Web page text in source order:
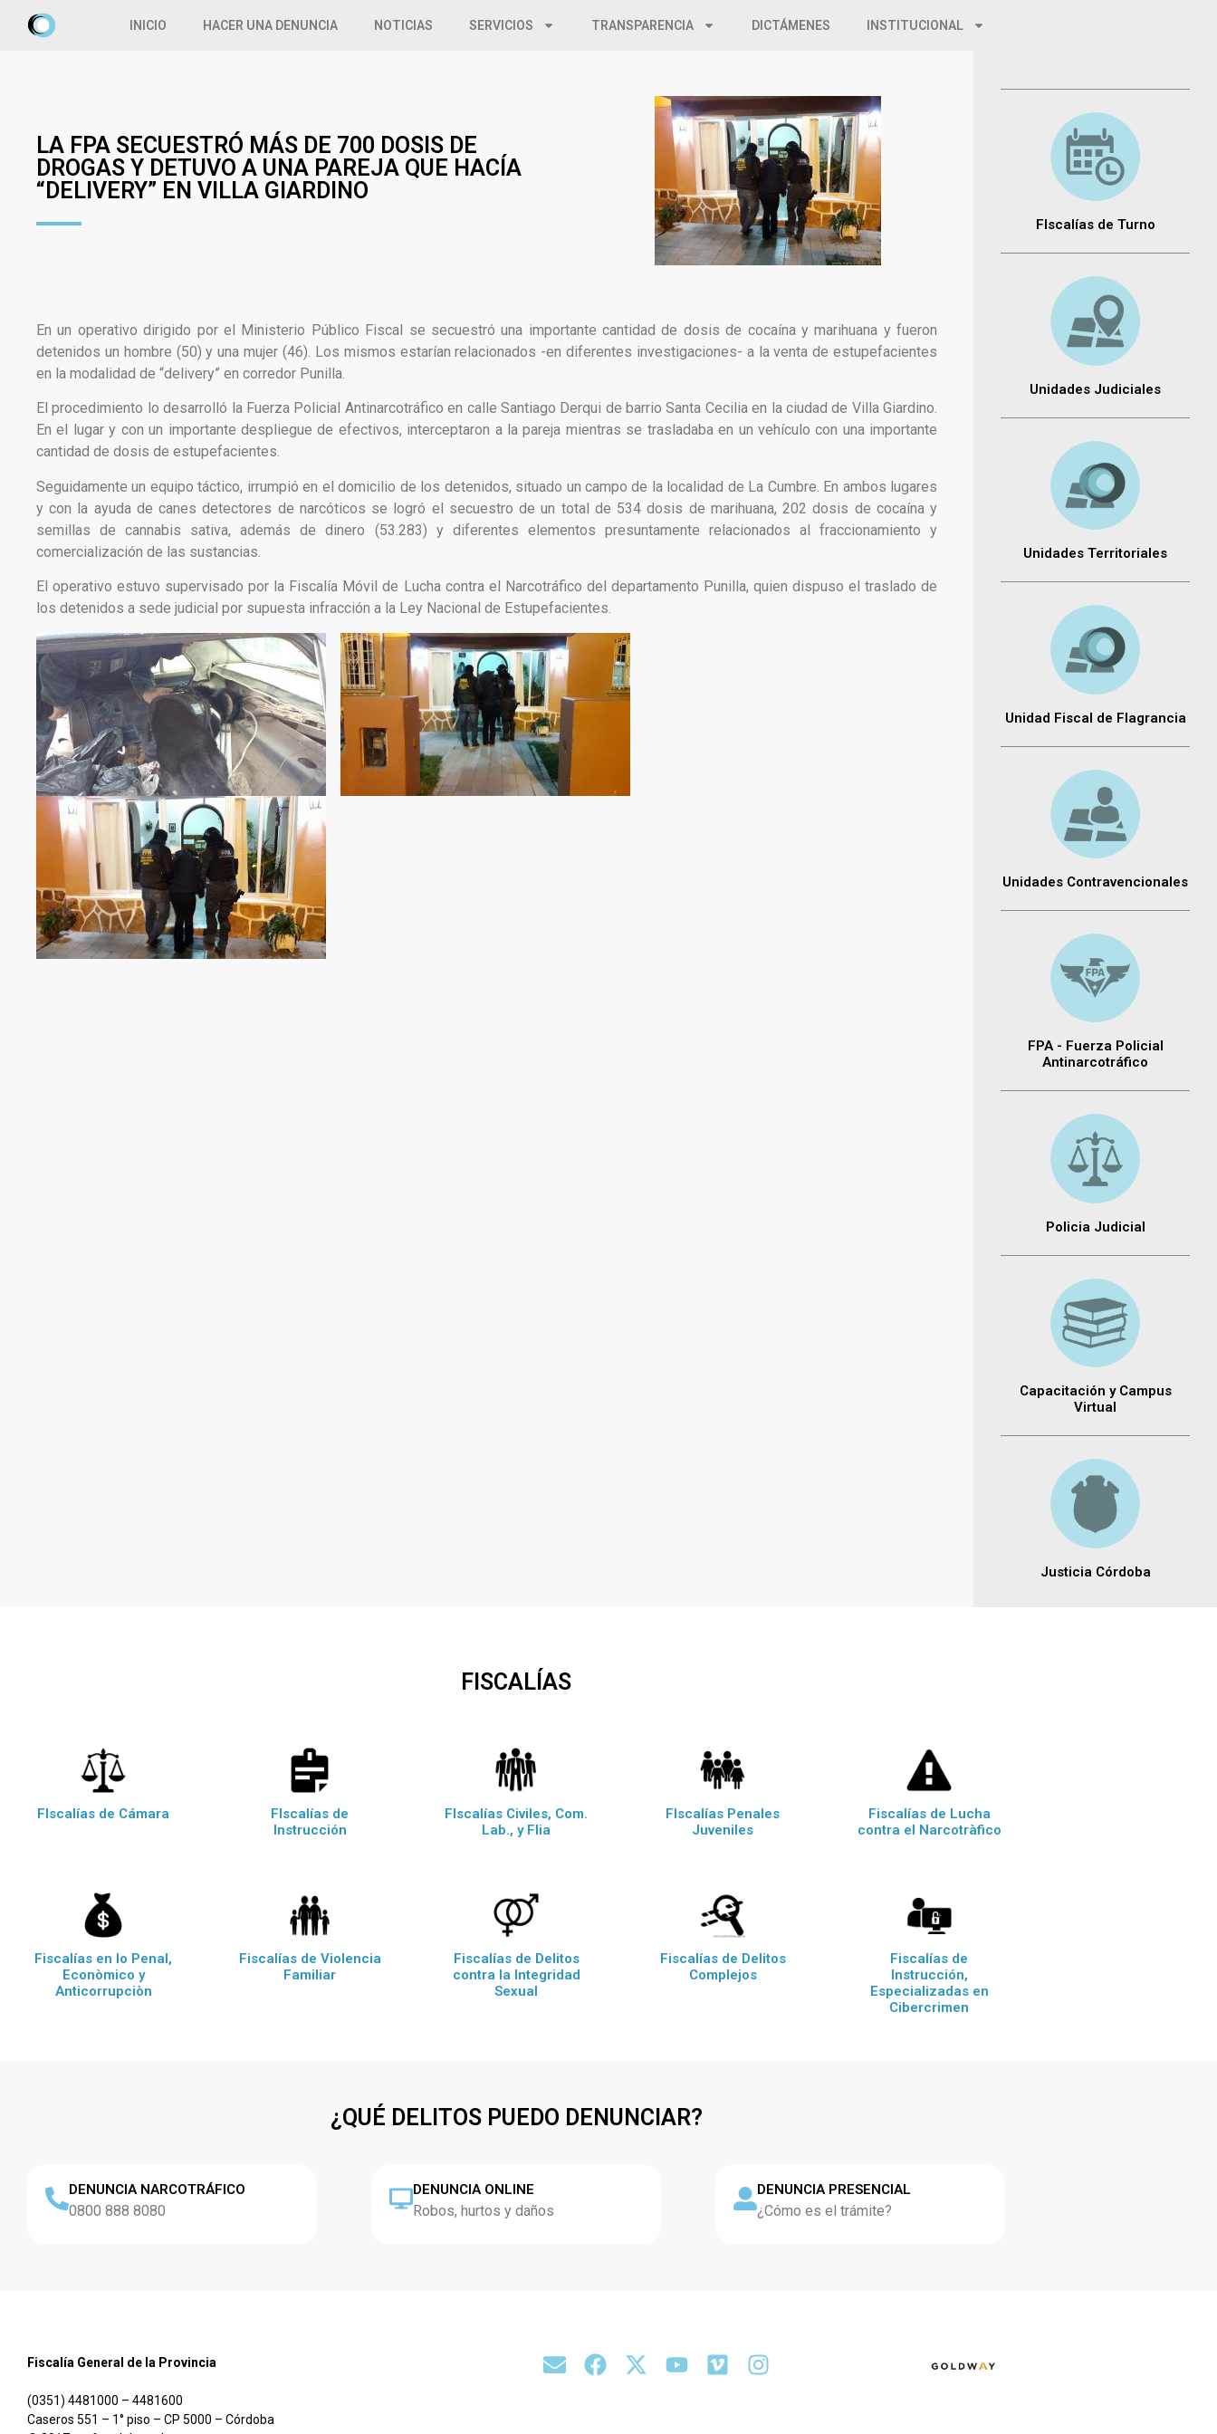
INICIO HACER UNA DENUNCIA NOTICIAS SERVICIOS TRANSPARENCIA DICTÁMENES INSTITUCIONAL
LA FPA SECUESTRÓ MÁS DE 700 DOSIS DE
DROGAS Y DETUVO A UNA PAREJA QUE HACÍA
“DELIVERY” EN VILLA GIARDINO
En un operativo dirigido por el Ministerio Público Fiscal se secuestró una importante cantidad de dosis de cocaína y marihuana y fueron
detenidos un hombre (50) y una mujer (46). Los mismos estarían relacionados -en diferentes investigaciones- a la venta de estupefacientes
en la modalidad de “delivery” en corredor Punilla.
El procedimiento lo desarrolló la Fuerza Policial Antinarcotráfico en calle Santiago Derqui de barrio Santa Cecilia en la ciudad de Villa Giardino.
En el lugar y con un importante despliegue de efectivos, interceptaron a la pareja mientras se trasladaba en un vehículo con una importante
cantidad de dosis de estupefacientes.
Seguidamente un equipo táctico, irrumpió en el domicilio de los detenidos, situado un campo de la localidad de La Cumbre. En ambos lugares
y con la ayuda de canes detectores de narcóticos se logró el secuestro de un total de 534 dosis de marihuana, 202 dosis de cocaína y
semillas de cannabis sativa, además de dinero (53.283) y diferentes elementos presuntamente relacionados al fraccionamiento y
comercialización de las sustancias.
El operativo estuvo supervisado por la Fiscalía Móvil de Lucha contra el Narcotráfico del departamento Punilla, quien dispuso el traslado de
los detenidos a sede judicial por supuesta infracción a la Ley Nacional de Estupefacientes.
FIscalías de Turno
Unidades Judiciales
Unidades Territoriales
Unidad Fiscal de Flagrancia
Unidades Contravencionales
FPA - Fuerza Policial
Antinarcotráfico
Policia Judicial
Capacitación y Campus
Virtual
Justicia Córdoba
FISCALÍAS
FIscalías de Cámara
FIscalías de
Instrucción
FIscalías Civiles, Com.
Lab., y Flia
FIscalías Penales
Juveniles
Fiscalías de Lucha
contra el Narcotràfico
Fiscalías en lo Penal,
Econòmico y
Anticorrupciòn
Fiscalías de Violencia
Familiar
Fiscalías de Delitos
contra la Integridad
Sexual
Fiscalías de Delitos
Complejos
Fiscalías de
Instrucción,
Especializadas en
Cibercrimen
¿QUÉ DELITOS PUEDO DENUNCIAR?
DENUNCIA NARCOTRÁFICO
0800 888 8080
DENUNCIA ONLINE
Robos, hurtos y daños
DENUNCIA PRESENCIAL
¿Cómo es el trámite?
Fiscalía General de la Provincia
(0351) 4481000 – 4481600
Caseros 551 – 1° piso – CP 5000 – Córdoba